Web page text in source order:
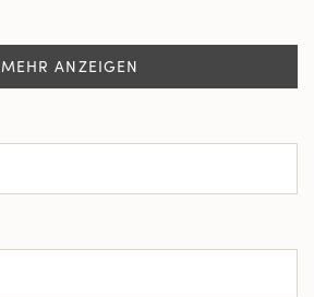
MEHR ANZEIGEN